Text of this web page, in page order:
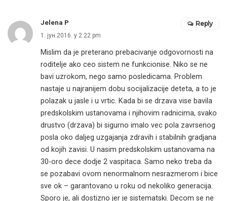
Jelena P
1. јун 2016. у 2:22 pm
Mislim da je preterano prebacivanje odgovornosti na
roditelje ako ceo sistem ne funkcionise. Niko se ne
bavi uzrokom, nego samo posledicama. Problem
nastaje u najranijem dobu socijalizacije deteta, a to je
polazak u jasle i u vrtic. Kada bi se drzava vise bavila
predskolskim ustanovama i njihovim radnicima, svako
drustvo (drzava) bi sigurno imalo vec pola zavrsenog
posla oko daljeg uzgajanja zdravih i stabilnih gradjana
od kojih zavisi. U nasim predskolskim ustanovama na
30-oro dece dodje 2 vaspitaca. Samo neko treba da
se pozabavi ovom nenormalnom nesrazmerom i bice
sve ok – garantovano u roku od nekoliko generacija.
Sporo je, ali dostizno jer je sistematski. Decom se ne
Reply